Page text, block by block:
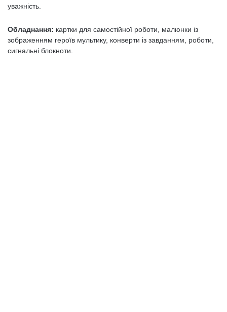
уважність.
Обладнання: картки для самостійної роботи, малюнки із
зображенням героїв мультику, конверти із завданням, роботи,
сигнальні блокноти.